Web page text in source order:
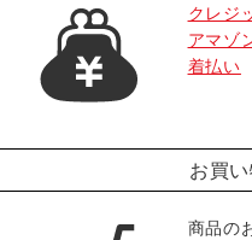
クレジ
アマゾ
着払い
お買
商品の